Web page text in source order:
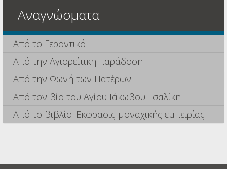
Αναγνώσματα
Από το Γεροντικό
Από την Αγιορείτικη παράδοση
Από την Φωνή των Πατέρων
Από τον βίο του Αγίου Ιάκωβου Τσαλίκη
Από το βιβλίο 'Εκφρασις μοναχικής εμπειρίας